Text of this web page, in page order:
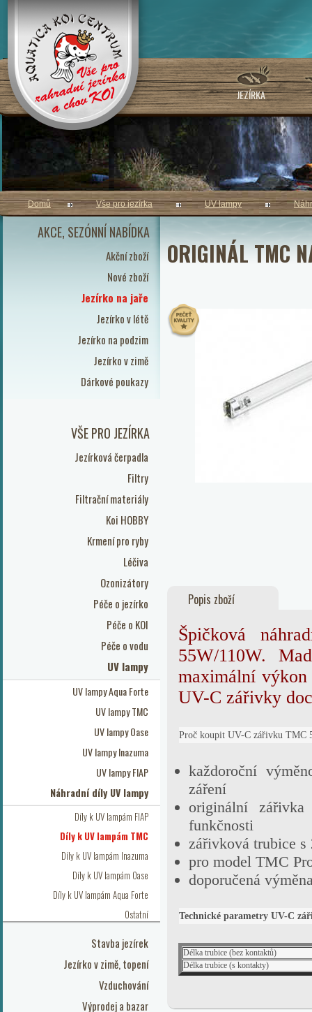
JEZÍRKA
AKCE, SEZÓNNÍ NABÍDKA
Akční zboží
Nové zboží
Jezírko na jaře
Jezírko v létě
Jezírko na podzim
Jezírko v zimě
Dárkové poukazy
VŠE PRO JEZÍRKA
Jezírková čerpadla
Filtry
Filtrační materiály
Koi HOBBY
Krmení pro ryby
Léčiva
Ozonizátory
Péče o jezírko
Péče o KOI
Péče o vodu
UV lampy
UV lampy Aqua Forte
UV lampy TMC
UV lampy Oase
UV lampy Inazuma
UV lampy FIAP
Náhradní díly UV lampy
Díly k UV lampám FIAP
Díly k UV lampám TMC
Díly k UV lampám Inazuma
Díly k UV lampám Oase
Díly k UV lampám Aqua Forte
Ostatní
Stavba jezírek
Jezírko v zimě, topení
Vzduchování
Výprodej a bazar
Domů Vše pro jezírka UV lampy
ORIGINÁL TMC
Popis zboží
Špičková
55W/110W.
maximální výkon
UV-C zářivky
Proč koupit UV-C zářivku TMC
každoroční
záření
originální
funkčnosti
zářivková trubice s
pro model TMC
doporučená
Technické parametry UV-C
Délka trubice (bez kontaktů)
Délka trubice (s kontakty)